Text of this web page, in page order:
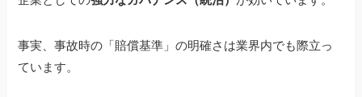
事実、事故時の「賠償基準」の明確さは業界内でも際立っ
ています。